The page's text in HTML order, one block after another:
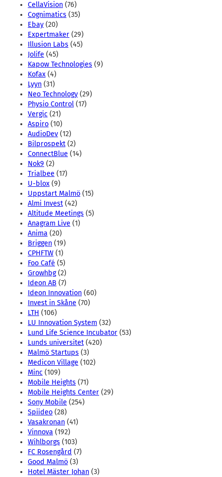
CellaVision (76)
Cognimatics (35)
Ebay (20)
Expertmaker (29)
Illusion Labs (45)
Jolife (45)
Kapow Technologies (9)
Kofax (4)
Lyyn (31)
Neo Technology (29)
Physio Control (17)
Vergic (21)
Aspiro (10)
AudioDev (12)
Bilprospekt (2)
ConnectBlue (14)
Nok9 (2)
Trialbee (17)
U-blox (9)
Uppstart Malmö (15)
Almi Invest (42)
Altitude Meetings (5)
Anagram Live (1)
Anima (20)
Briggen (19)
CPHFTW (1)
Foo Café (5)
Growhbg(2)
Ideon AB (7)
Ideon Innovation (60)
Invest in Skåne (70)
LTH (106)
LU Innovation System (32)
Lund Life Science Incubator (53)
Lunds universitet (420)
Malmö Startups (3)
Medicon Village (102)
Minc (109)
Mobile Heights (71)
Mobile Heights Center (29)
Sony Mobile (254)
Spiideo (28)
Vasakronan (41)
Vinnova (192)
Wihlborgs (103)
FC Rosengård (7)
Good Malmö (3)
Hotel Mäster Johan (3)